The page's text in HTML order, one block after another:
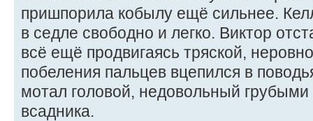
пришпорила кобылу ещё сильнее.
в седле свободно и легко. Виктор
всё ещё продвигаясь тряской,
побеления пальцев вцепился в
мотал головой, недовольный
всадника.